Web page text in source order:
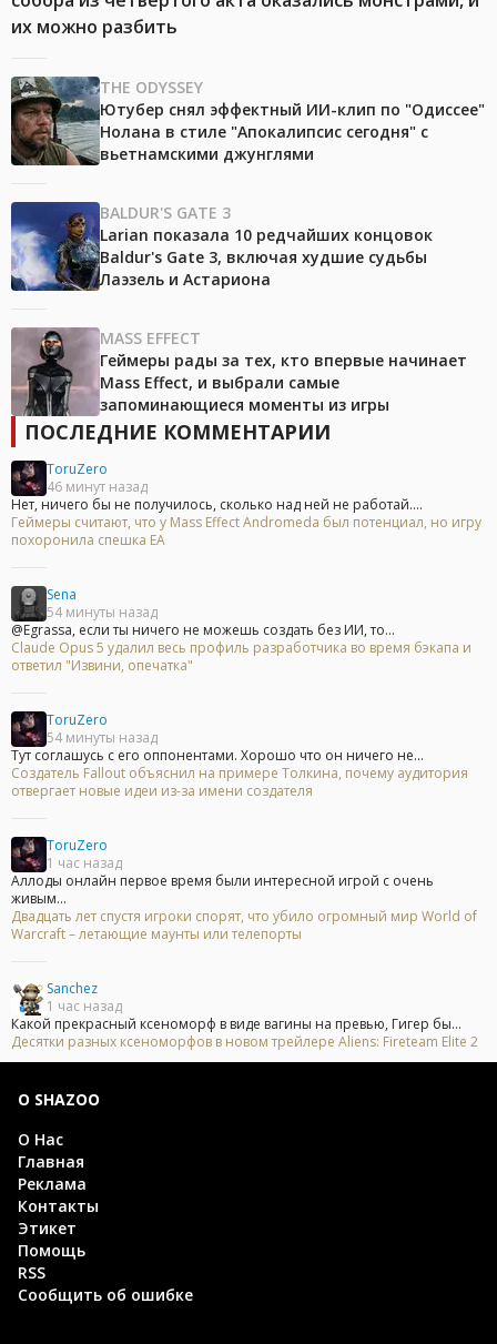
их можно разбить
THE ODYSSEY
Ютубер снял эффектный ИИ-клип по "Одиссее"
Нолана в стиле "Апокалипсис сегодня" с
вьетнамскими джунглями
BALDUR'S GATE 3
Larian показала 10 редчайших концовок
Baldur's Gate 3, включая худшие судьбы
Лаэзель и Астариона
MASS EFFECT
Геймеры рады за тех, кто впервые начинает
Mass Effect, и выбрали самые
запоминающиеся моменты из игры
ПОСЛЕДНИЕ КОММЕНТАРИИ
ToruZero
46 минут назад
Нет, ничего бы не получилось, сколько над ней не работай....
Геймеры считают, что у Mass Effect Andromeda был потенциал, но игру
похоронила спешка EA
Sena
54 минуты назад
@Egrassa, если ты ничего не можешь создать без ИИ, то...
Claude Opus 5 удалил весь профиль разработчика во время бэкапа и
ответил "Извини, опечатка"
ToruZero
54 минуты назад
Тут соглашусь с его оппонентами. Хорошо что он ничего не...
Создатель Fallout объяснил на примере Толкина, почему аудитория
отвергает новые идеи из-за имени создателя
ToruZero
1 час назад
Аллоды онлайн первое время были интересной игрой с очень
живым...
Двадцать лет спустя игроки спорят, что убило огромный мир World of
Warcraft – летающие маунты или телепорты
Sanchez
1 час назад
Какой прекрасный ксеноморф в виде вагины на превью, Гигер бы...
Десятки разных ксеноморфов в новом трейлере Aliens: Fireteam Elite 2
О SHAZOO
О Нас
Главная
Реклама
Контакты
Этикет
Помощь
RSS
Сообщить об ошибке